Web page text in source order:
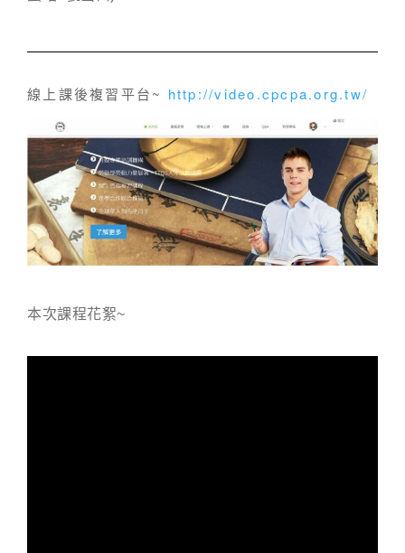
線上課後複習平台~ http://video.cpcpa.org.tw/
本次課程花絮~